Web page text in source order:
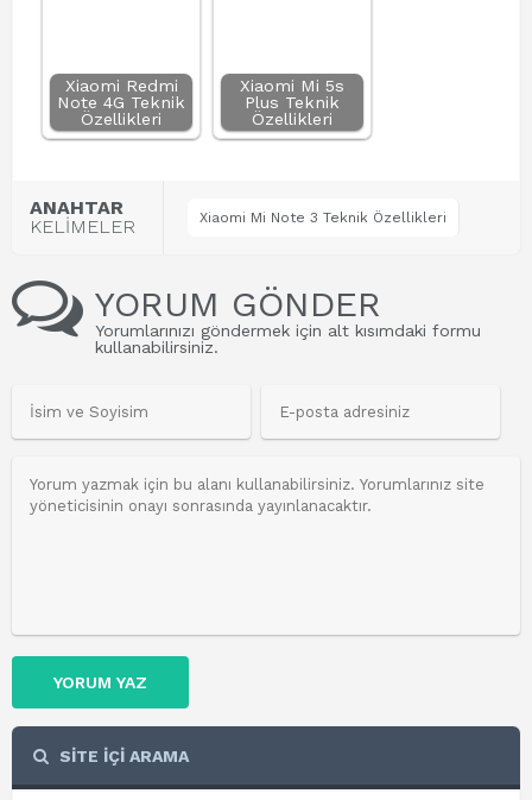
Xiaomi Redmi
Note 4G Teknik
Özellikleri
Xiaomi Mi 5s
Plus Teknik
Özellikleri
ANAHTAR
KELİMELER
Xiaomi Mi Note 3 Teknik Özellikleri
YORUM GÖNDER
Yorumlarınızı göndermek için alt kısımdaki formu
kullanabilirsiniz.
YORUM YAZ
SİTE İÇİ ARAMA